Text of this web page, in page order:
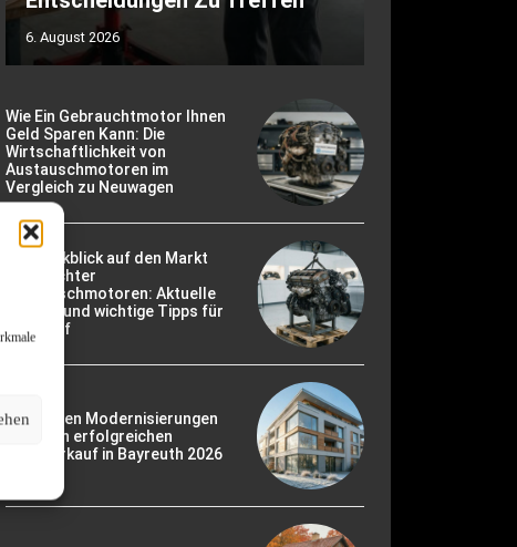
6. August 2026
Wie Ein Gebrauchtmotor Ihnen
Geld Sparen Kann: Die
Wirtschaftlichkeit von
Austauschmotoren im
Vergleich zu Neuwagen
Der Rückblick auf den Markt
gebrauchter
Austauschmotoren: Aktuelle
Trends und wichtige Tipps für
den Kauf
Die besten Modernisierungen
für einen erfolgreichen
Hausverkauf in Bayreuth 2026